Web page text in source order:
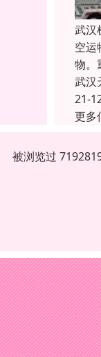
武汉
空运
物。
武汉
21-
更多
被浏览过